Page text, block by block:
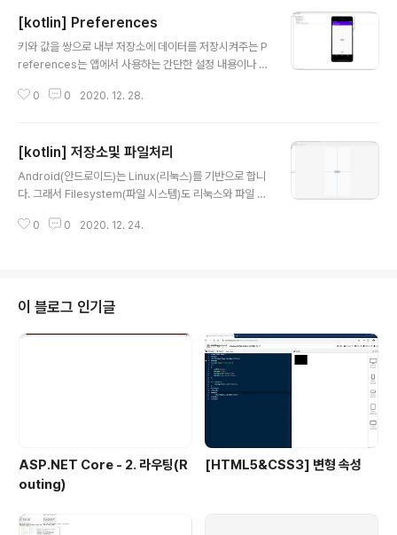
[kotlin] Preferences
키와 값을 쌍으로 내부 저장소에 데이터를 저장시켜주는 P
references는 앱에서 사용하는 간단한 설정 내용이나 기
고로 설정값은 내부 저장소에 XML형태로 데이터를 보관
클릭에 대한 리스너를 작성해 주세요. 아래부터 생성되는
코드는 이 리스너안에서 작성할 것입니다. Preferences
를 사용하려면 당연히 Preference 파일을 생성해야 하는
합니다. 첫 번째로는 여러 Activity에서 공유할 수 있도록
0 0 2020. 12. 28.
[kotlin] 저장소및 파일처리
Android(안드로이드)는 Linux(리눅스)를 기반으로 합니
다. 그래서 Filesystem(파일 시스템)도 리눅스와 파일 시
(시스템)을 사용하는 계정별로 권한을 다루게 부여할 수 있
권한을 부여해 줍니다. 당연히 앱의 계정으로는 자신의 저
장소에 자유롭게 접근할 수 있지만 다른 앱의 저장소에는
권한이 제한되어 있으므로 접근이 불가능하게 됩니다. 반
면 모든앱이 접근할 수 있는 저장공간이 있는데 이를 외부
저장소라고 합니다. 위에서 언급한 내부 저장소는 만약 앱
0 0 2020. 12. 24.
이 블로그 인기글
ASP.NET Core - 2. 라우팅(R
outing)
[HTML5&CSS3] 변형 속성